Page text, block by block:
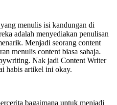
adalah menyediakan penulisan
Menjadi seorang content
menulis content biasa sahaja.
Nak jadi Content Writer
habis artikel ini okay.
bagaimana untuk menjadi